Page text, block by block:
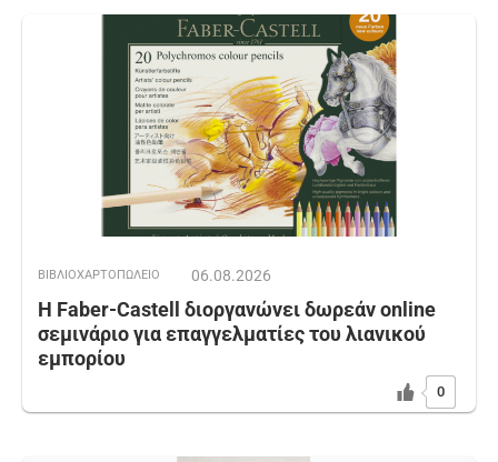
ΒΙΒΛΙΟΧΑΡΤΟΠΩΛΕΙΟ 06.08.2026
Η Faber-Castell διοργανώνει δωρεάν online
σεμινάριο για επαγγελματίες του λιανικού
εμπορίου
0